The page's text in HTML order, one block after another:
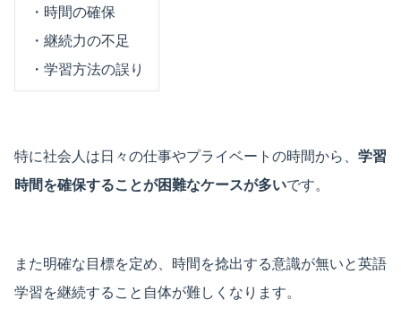
・時間の確保
・継続力の不足
・学習方法の誤り
特に社会人は日々の仕事やプライベートの時間から、 学習
時間を確保することが困難なケースが多いです。
また明確な目標を定め、時間を捻出する意識が無いと英語
学習を継続すること自体が難しくなります。